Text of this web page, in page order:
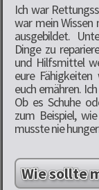
Ich war
war mein Wissen
ausgebildet.
Dinge zu
und Hilfsmittel
eure
euch ernähren.
Ob es Schuhe
zum Beispiel,
musste nie
Wie sollte